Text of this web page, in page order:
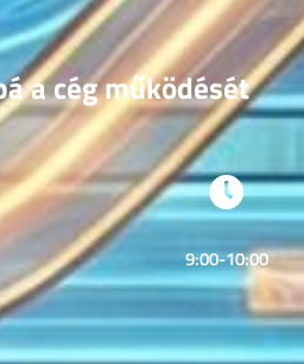
a cég működését
9:00-10:00